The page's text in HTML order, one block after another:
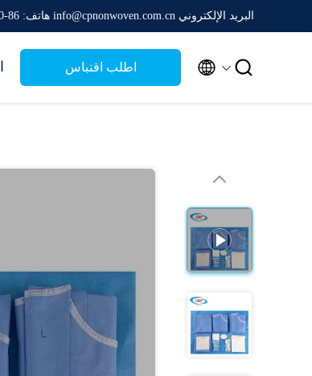
البريد الإلكتروني info@cpnonwoven.com.cn هاتف: 86-13965027700
اطلب اقتباس  